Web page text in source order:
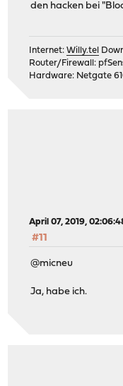
den hacken bei
Internet:Willy.tel
Router/Firewall:
Hardware: Netgate
April 07, 2019,
#11
@micneu
Ja, habe ich.